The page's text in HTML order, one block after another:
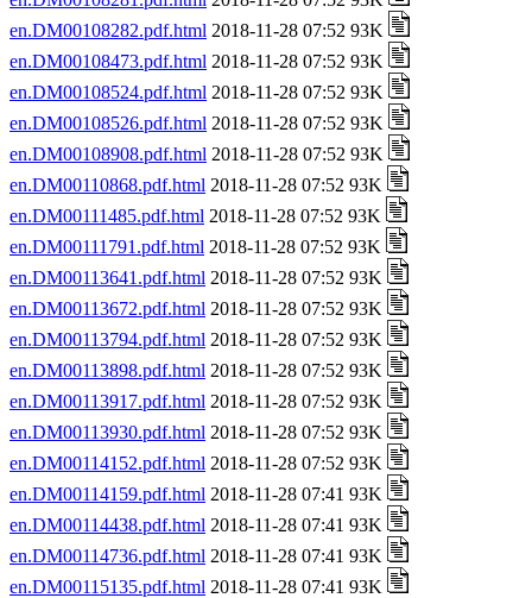
en.DM00108282.pdf.html 2018-11-28 07:52 93K
en.DM00108473.pdf.html 2018-11-28 07:52 93K
en.DM00108524.pdf.html 2018-11-28 07:52 93K
en.DM00108526.pdf.html 2018-11-28 07:52 93K
en.DM00108908.pdf.html 2018-11-28 07:52 93K
en.DM00110868.pdf.html 2018-11-28 07:52 93K
en.DM00111485.pdf.html 2018-11-28 07:52 93K
en.DM00111791.pdf.html 2018-11-28 07:52 93K
en.DM00113641.pdf.html 2018-11-28 07:52 93K
en.DM00113672.pdf.html 2018-11-28 07:52 93K
en.DM00113794.pdf.html 2018-11-28 07:52 93K
en.DM00113898.pdf.html 2018-11-28 07:52 93K
en.DM00113917.pdf.html 2018-11-28 07:52 93K
en.DM00113930.pdf.html 2018-11-28 07:52 93K
en.DM00114152.pdf.html 2018-11-28 07:52 93K
en.DM00114159.pdf.html 2018-11-28 07:41 93K
en.DM00114438.pdf.html 2018-11-28 07:41 93K
en.DM00114736.pdf.html 2018-11-28 07:41 93K
en.DM00115135.pdf.html 2018-11-28 07:41 93K